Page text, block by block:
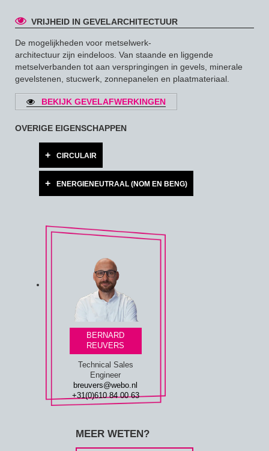
VRIJHEID IN GEVELARCHITECTUUR
De mogelijkheden voor metselwerk-
architectuur zijn eindeloos. Van staande en liggende
metselverbanden tot aan verspringingen in gevels, minerale
gevelstenen, stucwerk, zonnepanelen en plaatmateriaal.
BEKIJK GEVELAFWERKINGEN
OVERIGE EIGENSCHAPPEN
CIRCULAIR
ENERGIENEUTRAAL (NOM EN BENG)
BERNARD
REUVERS
Technical Sales
Engineer
breuvers@webo.nl
+31(0)610 84 00 63
MEER WETEN?